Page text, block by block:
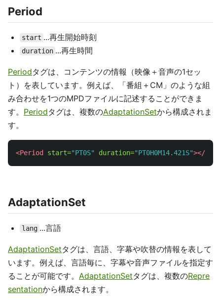
Period
start ...再生開始時刻
duration ...再生時間
Periodタグは、コンテンツの情報（映像＋音声の1セッ
ト）を表しています。例えば、「番組＋CM」のような組
み合わせを1つのMPDファイルに記述することができま
す。 Periodタグは、複数のAdaptationSetから構成されま
す。
<Period start="PT0S" duration="PT0H0M14.421S"></
AdaptationSet
lang ...言語
AdaptationSetタグは、言語、字幕や吹替の情報を表して
います。例えば、言語毎に、字幕や音声ファイルを指定す
ることが可能です。 AdaptationSetタグは、複数のRepre
sentationから構成されます。